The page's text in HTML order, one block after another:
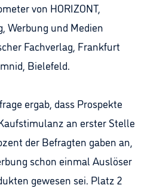
von HORIZONT,
Werbung und Medien
Fachverlag, Frankfurt
Bielefeld.
ergab, dass Prospekte
an erster Stelle
der Befragten gaben an,
schon einmal Auslöser
gewesen sei. Platz 2